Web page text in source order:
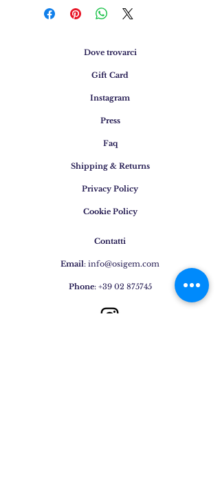
Dove trovarci
Gift Card
Instagram
Press
Faq
Shipping & Returns
Privacy Policy
Cookie Policy
Contatti
Email: info@osigem.com
Phone: +39 02 875745